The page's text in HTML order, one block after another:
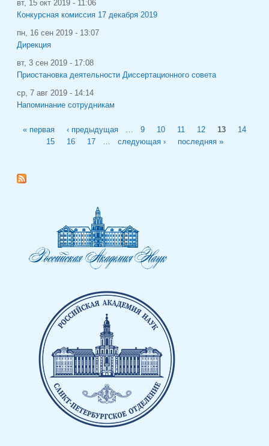
вт, 15 окт 2019 - 11:06
Конкурсная комиссия 17 декабря 2019
пн, 16 сен 2019 - 13:07
Дирекция
вт, 3 сен 2019 - 17:08
Приостановка деятельности Диссертационного совета
ср, 7 авг 2019 - 14:14
Напоминание сотрудникам
« первая ‹ предыдущая 9 10 11 12 13
14
15
16 17 следующая › последняя »